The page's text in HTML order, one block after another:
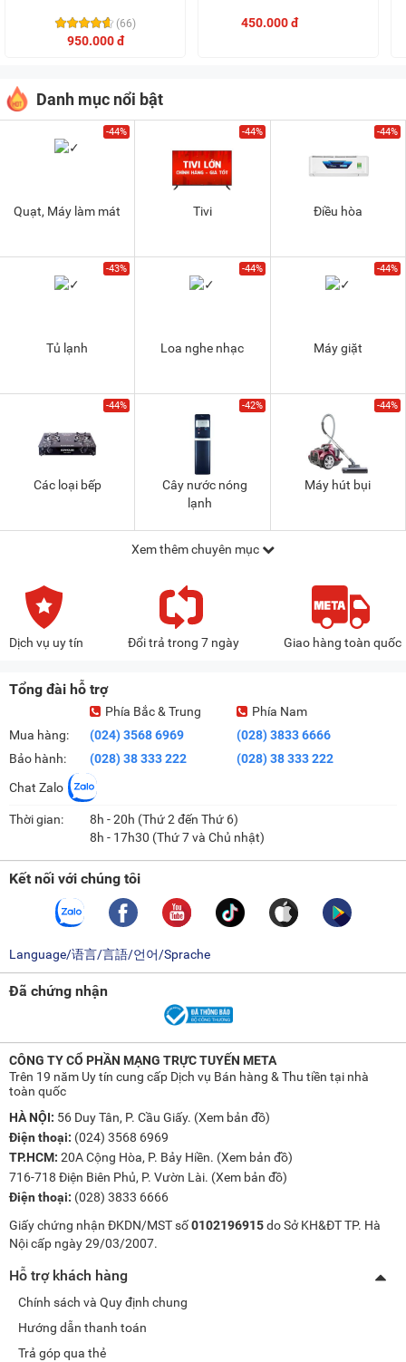
(66)
950.000 đ
450.000 đ
Danh mục nổi bật
-44%
Quạt, Máy làm mát
-44%
Tivi
-44%
Điều hòa
-43%
Tủ lạnh
-44%
Loa nghe nhạc
-44%
Máy giặt
-44%
Các loại bếp
-42%
Cây nước nóng
lạnh
-44%
Máy hút bụi
Xem thêm chuyên mục
Dịch vụ uy tín Đổi trả trong 7 ngày Giao hàng toàn quốc
Tổng đài hỗ trợ
Mua hàng:
Bảo hành:
Phía Bắc & Trung
(024) 3568 6969
(028) 38 333 222
Phía Nam
(028) 3833 6666
(028) 38 333 222
Chat Zalo
Thời gian:
8h - 20h (Thứ 2 đến Thứ 6)
8h - 17h30 (Thứ 7 và Chủ nhật)
Kết nối với chúng tôi
Language/语言/言語/언어/Sprache
Đã chứng nhận
CÔNG TY CỔ PHẦN MẠNG TRỰC TUYẾN META
Trên 19 năm Uy tín cung cấp Dịch vụ Bán hàng & Thu tiền tại nhà
toàn quốc
HÀ NỘI: 56 Duy Tân, P. Cầu Giấy. (Xem bản đồ)
Điện thoại: (024) 3568 6969
TP.HCM: 20A Cộng Hòa, P. Bảy Hiền. (Xem bản đồ)
716-718 Điện Biên Phủ, P. Vườn Lài. (Xem bản đồ)
Điện thoại: (028) 3833 6666
Giấy chứng nhận ĐKDN/MST số0102196915do Sở KH&ĐT TP. Hà
Nội cấp ngày 29/03/2007.
Hỗ trợ khách hàng
Chính sách và Quy định chung
Hướng dẫn thanh toán
Trả góp qua thẻ